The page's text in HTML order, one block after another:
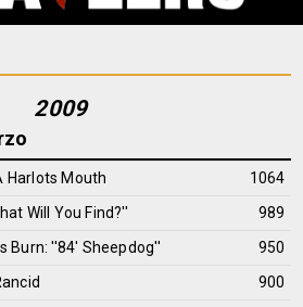
2009
Harlots Mouth
1064
Will You Find?''
989
Burn: ''84' Sheepdog''
950
900